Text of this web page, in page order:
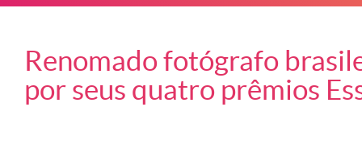
Renomado fotógrafo
por seus quatro prêmios